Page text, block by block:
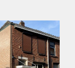
trapopgang en
met douche,